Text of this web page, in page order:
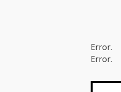
Error.
Error.